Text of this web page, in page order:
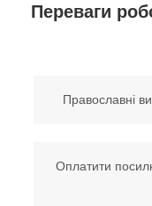
Переваги
Православні
Оплатити